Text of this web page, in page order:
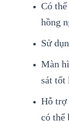
Có th
hồng
Sử
Màn
sát tốt
Hỗ trợ
có thể